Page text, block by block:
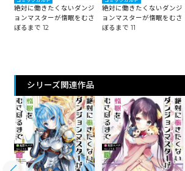
絶対に働きたくないダンジ
ョンマスターが惰眠をむさ
ぼるまで 12
絶対に働きたくないダンジ
ョンマスターが惰眠をむさ
ぼるまで 11
シリーズ関連作品